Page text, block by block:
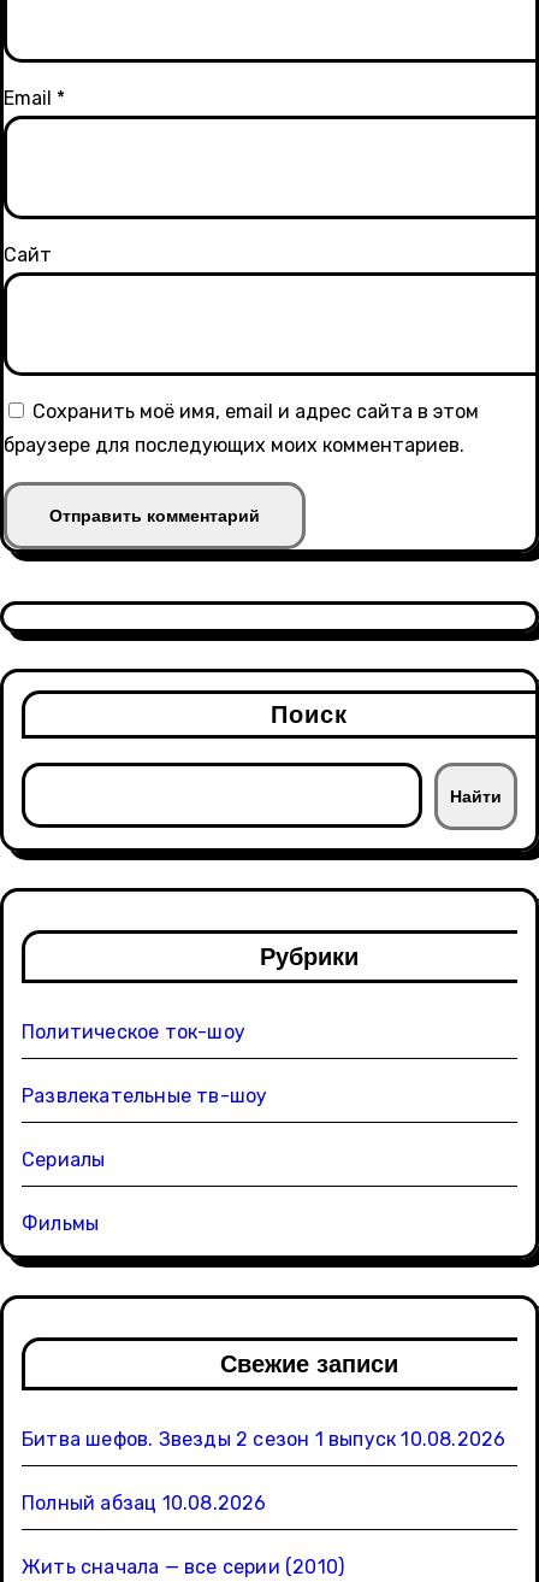
Email *
Сайт
Сохранить моё имя, email и адрес сайта в этом
браузере для последующих моих комментариев.
Поиск
Найти
Рубрики
Политическое ток-шоу
Развлекательные тв-шоу
Сериалы
Фильмы
Свежие записи
Битва шефов. Звезды 2 сезон 1 выпуск 10.08.2026
Полный абзац 10.08.2026
Жить сначала — все серии (2010)